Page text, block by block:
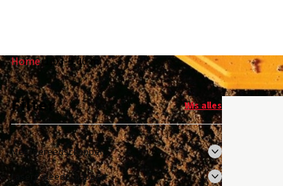
Home/1,03-5,00 m
Filter Wis alles
Meetgereedschappen
Lasergereedschappen